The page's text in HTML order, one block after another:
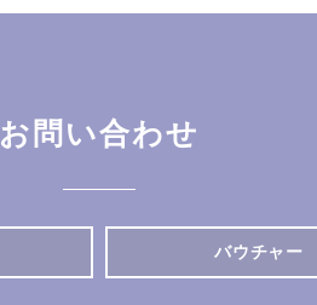
お問い合わせ
バウチャー